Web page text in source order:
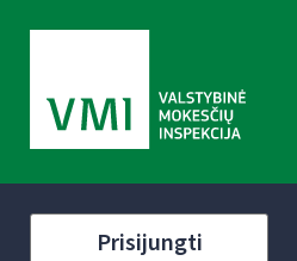
Prisijungti